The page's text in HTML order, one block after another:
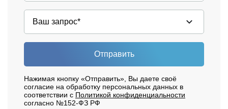
Отправить
Нажимая кнопку «Отправить», Вы даете своё
согласие на обработку персональных данных в
соответствии с Политикой конфиденциальности
согласно №152-ФЗ РФ